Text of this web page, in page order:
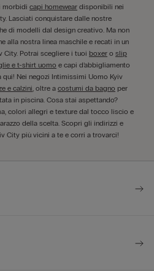
morbidi capi homewear disponibili nei
Lasciati conquistare dalle nostre
di modelli dal design creativo. Ma non
alla nostra linea maschile e recati in un
City. Potrai scegliere i tuoi boxer o slip
e t-shirt uomo e capi d’abbigliamento
qui! Nei negozi Intimissimi Uomo Kyiv
e calzini, oltre a costumi da bagno per
in piscina. Cosa stai aspettando?
colori allegri e texture dal tocco liscio e
della scelta. Scopri gli indirizzi e
City più vicini a te e corri a trovarci!